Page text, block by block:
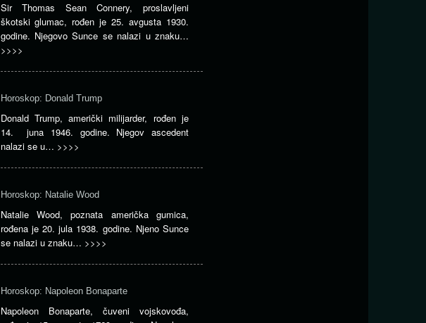
Sir Thomas Sean Connery, proslavljeni
škotski glumac, rođen je 25. avgusta 1930.
godine. Njegovo Sunce se nalazi u znaku…
>>>>
Horoskop: Donald Trump
Donald Trump, američki milijarder, rođen je
14. juna 1946. godine. Njegov ascedent
nalazi se u… >>>>
Horoskop: Natalie Wood
Natalie Wood, poznata američka gumica,
rođena je 20. jula 1938. godine. Njeno Sunce
se nalazi u znaku… >>>>
Horoskop: Napoleon Bonaparte
Napoleon Bonaparte, čuveni vojskovođa,